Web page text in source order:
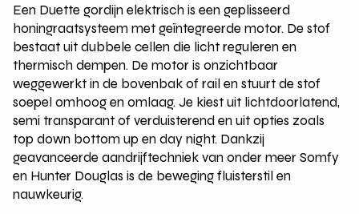
Een Duette gordijn elektrisch is een geplisseerd
honingraatsysteem met geïntegreerde motor. De stof
bestaat uit dubbele cellen die licht reguleren en
thermisch dempen. De motor is onzichtbaar
weggewerkt in de bovenbak of rail en stuurt de stof
soepel omhoog en omlaag. Je kiest uit lichtdoorlatend,
semi transparant of verduisterend en uit opties zoals
top down bottom up en day night. Dankzij
geavanceerde aandrijftechniek van onder meer Somfy
en Hunter Douglas is de beweging fluisterstil en
nauwkeurig.